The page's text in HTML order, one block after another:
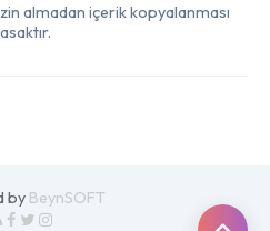
almadan içerik kopyalanması
by BeynSOFT